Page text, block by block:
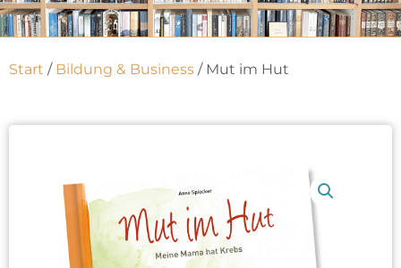
Start / Bildung & Business / Mut im Hut